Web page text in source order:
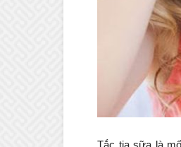
Tắc tia sữa là